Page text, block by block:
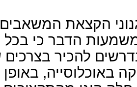
הקצאת
הדבר כי בכל
להכיר
באוכלוסייה,